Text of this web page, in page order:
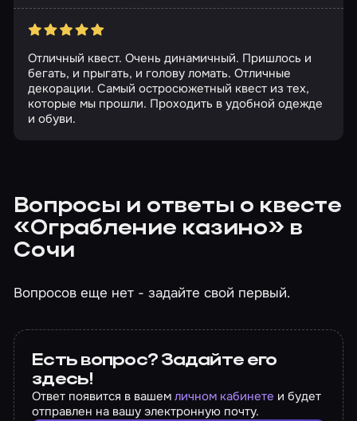
Отличный квест. Очень динамичный. Пришлось и
бегать, и прыгать, и голову ломать. Отличные
декорации. Самый остросюжетный квест из тех,
которые мы прошли. Проходить в удобной одежде
и обуви.
Вопросы и ответы о квесте
«Ограбление казино» в
Сочи
Вопросов еще нет - задайте свой первый.
Есть вопрос? Задайте его
здесь!
Ответ появится в вашемличном кабинете и будет
отправлен на вашу электронную почту.